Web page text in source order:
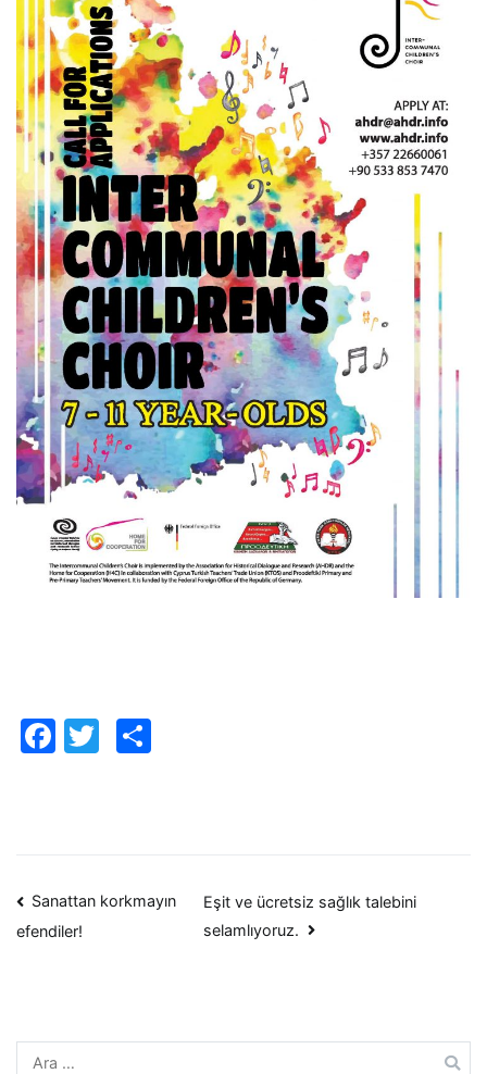
Facebook
Twitter
Yazı
Sanattan korkmayın
efendiler!
Eşit ve ücretsiz sağlık talebini
selamlıyoruz.
Arama: